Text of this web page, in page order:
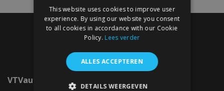
VTVauto.nl
This website uses cookies to improve user
experience. By using our website you consent
to all cookies in accordance with our Cookie
Policy. Lees verder
ALLES ACCEPTEREN
DETAILS WEERGEVEN